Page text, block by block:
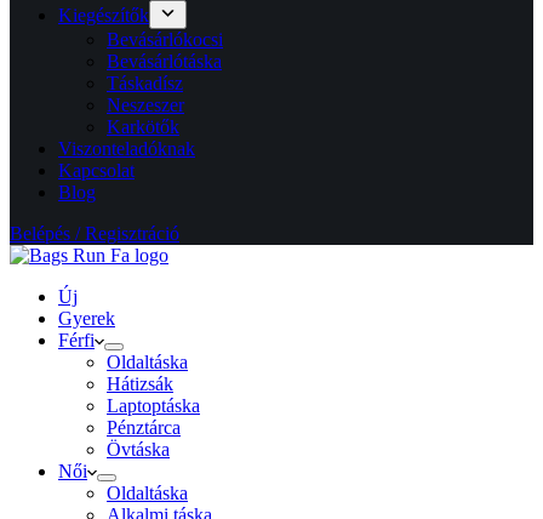
Kiegészítők
Bevásárlókocsi
Bevásárlótáska
Táskadísz
Neszeszer
Karkötők
Viszonteladóknak
Kapcsolat
Blog
Belépés / Regisztráció
Új
Gyerek
Férfi
Oldaltáska
Hátizsák
Laptoptáska
Pénztárca
Övtáska
Női
Oldaltáska
Alkalmi táska